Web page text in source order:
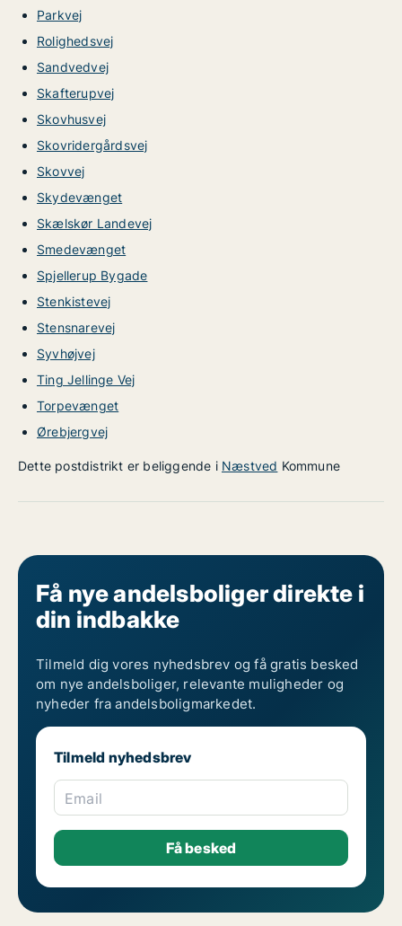
Parkvej
Rolighedsvej
Sandvedvej
Skafterupvej
Skovhusvej
Skovridergårdsvej
Skovvej
Skydevænget
Skælskør Landevej
Smedevænget
Spjellerup Bygade
Stenkistevej
Stensnarevej
Syvhøjvej
Ting Jellinge Vej
Torpevænget
Ørebjergvej
Dette postdistrikt er beliggende i Næstved Kommune
Få nye andelsboliger direkte i
din indbakke
Tilmeld dig vores nyhedsbrev og få gratis besked
om nye andelsboliger, relevante muligheder og
nyheder fra andelsboligmarkedet.
Tilmeld nyhedsbrev
Email